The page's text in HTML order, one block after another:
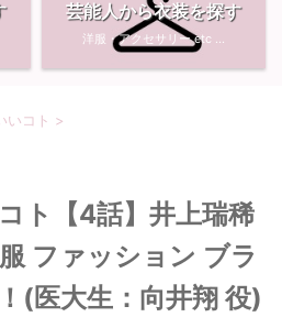
わたしの宝物
・ ライオンの隠れ家
芸能人から衣装を探す
洋服・アクセサリー etc ...
いコト >
ト【4話】井上瑞稀
ファッション ブラ
(医大生：向井翔 役)